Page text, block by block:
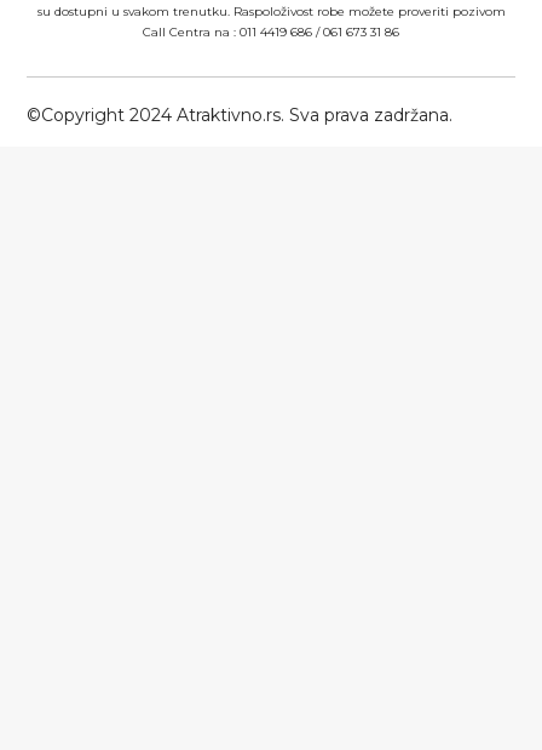
su dostupni u svakom trenutku. Raspoloživost robe možete proveriti pozivom
Call Centra na : 011 4419 686 /061 673 31 86
©Copyright 2024 Atraktivno.rs. Sva prava zadržana.